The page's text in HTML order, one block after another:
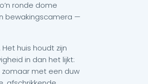
ronde dome
bewakingscamera —
huis houdt zijn
in dan het lijkt:
zomaar met een duw